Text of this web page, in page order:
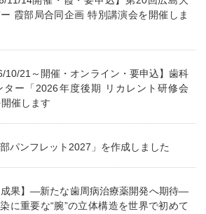
霞部局合同企画 特別講演会を開催しま
10/21～開催・オンライン・要申込】歯科
ター「2026年度後期 リカレント研修会
催します
部パンフレット2027」を作成しました
成果】―新たな歯周病治療薬開発へ期待―
に重要な“腕”の立体構造を世界で初めて